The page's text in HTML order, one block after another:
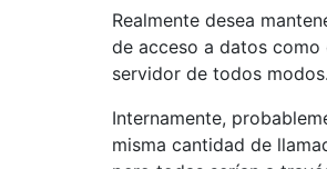
Realmente desea
de acceso a datos como
servidor de todos modos.
Internamente,
misma cantidad de